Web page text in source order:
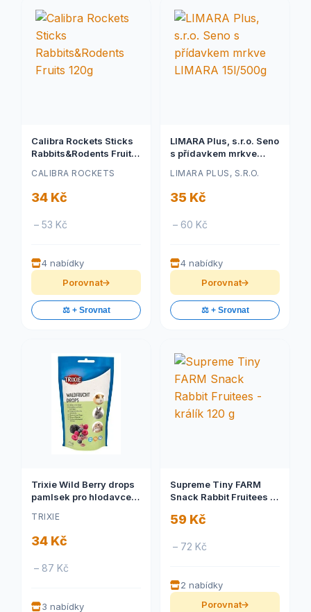
Calibra Rockets Sticks
Rabbits&Rodents Fruits
CALIBRA ROCKETS
34 Kč
– 53 Kč
4 nabídky
Porovnat
⚖️ + Srovnat
LIMARA Plus, s.r.o. Seno
s přídavkem mrkve
LIMARA PLUS, S.R.O.
35 Kč
– 60 Kč
4 nabídky
Porovnat
⚖️ + Srovnat
Trixie Wild Berry drops
pamlsek pro hlodavce s
TRIXIE
34 Kč
– 87 Kč
3 nabídky
Supreme Tiny FARM
Snack Rabbit Fruitees -
59 Kč
– 72 Kč
2 nabídky
Porovnat